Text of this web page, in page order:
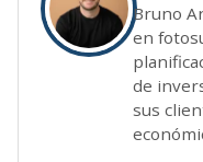
Bruno
en
de
sus